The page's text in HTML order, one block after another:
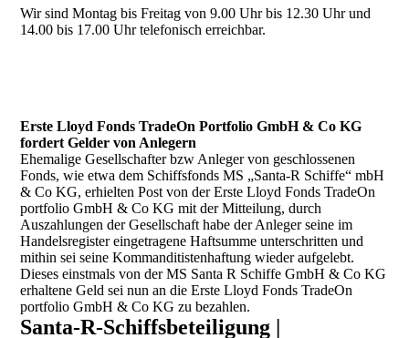
Wir sind Montag bis Freitag von 9.00 Uhr bis 12.30 Uhr und
14.00 bis 17.00 Uhr telefonisch erreichbar.
Erste Lloyd Fonds TradeOn Portfolio GmbH & Co KG
fordert Gelder von Anlegern
Ehemalige Gesellschafter bzw Anleger von geschlossenen
Fonds, wie etwa dem Schiffsfonds MS „Santa-R Schiffe“ mbH
& Co KG, erhielten Post von der Erste Lloyd Fonds TradeOn
portfolio GmbH & Co KG mit der Mitteilung, durch
Auszahlungen der Gesellschaft habe der Anleger seine im
Handelsregister eingetragene Haftsumme unterschritten und
mithin sei seine Kommanditistenhaftung wieder aufgelebt.
Dieses einstmals von der MS Santa R Schiffe GmbH & Co KG
erhaltene Geld sei nun an die Erste Lloyd Fonds TradeOn
portfolio GmbH & Co KG zu bezahlen.
Santa-R-Schiffsbeteiligung |